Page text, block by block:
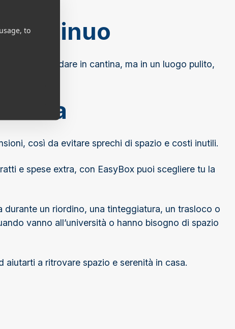
to
continuo
7. Come andare in cantina, ma in un luogo pulito,
così da evitare sprechi di spazio e costi inutili.
e spese extra, con EasyBox puoi scegliere tu la
durante un riordino, una tinteggiatura, un trasloco o
vanno all’università o hanno bisogno di spazio
aiutarti a ritrovare spazio e serenità in casa.